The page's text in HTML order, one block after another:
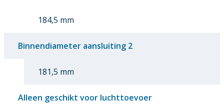
184,5 mm
Binnendiameter aansluiting 2
181,5 mm
Alleen geschikt voor luchttoevoer